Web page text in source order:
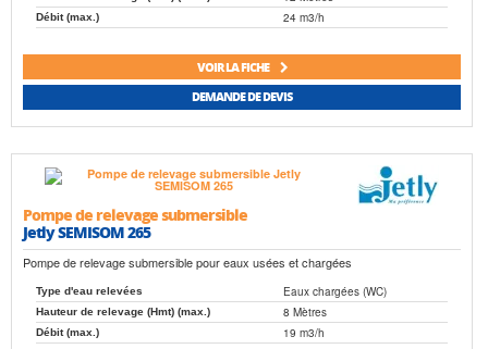
Débit (max.) 24 m3/h
VOIR LA FICHE
DEMANDE DE DEVIS
Pompe de relevage submersible
Jetly SEMISOM 265
Pompe de relevage submersible pour eaux usées et chargées
Type d'eau relevées Eaux chargées (WC)
Hauteur de relevage (Hmt) (max.) 8 Mètres
Débit (max.) 19 m3/h